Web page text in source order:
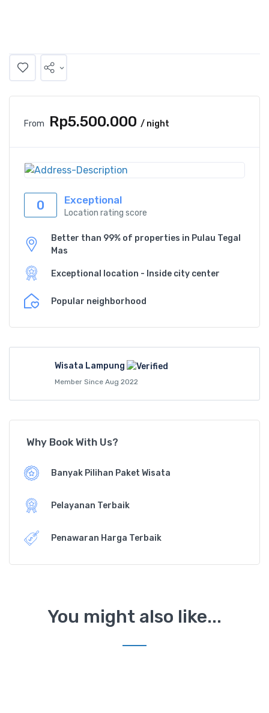
From Rp5.500.000 / night
0 Exceptional
Location rating score
Better than 99% of properties in Pulau Tegal
Mas
Exceptional location - Inside city center
Popular neighborhood
Wisata Lampung
Member Since Aug 2022
Why Book With Us?
Banyak Pilihan Paket Wisata
Pelayanan Terbaik
Penawaran Harga Terbaik
You might also like...